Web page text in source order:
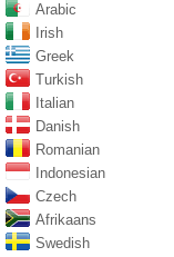
Arabic
Irish
Greek
Turkish
Italian
Danish
Romanian
Indonesian
Czech
Afrikaans
Swedish